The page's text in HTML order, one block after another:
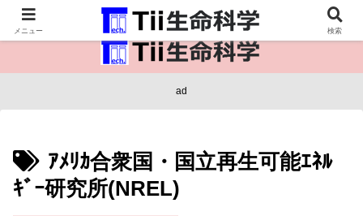
医療保健・生命・生物の情報インフラ。
ad
ｱﾒﾘｶ合衆国・国立再生可能ｴﾈﾙ
ｷﾞｰ研究所(NREL)
メニュー 検索